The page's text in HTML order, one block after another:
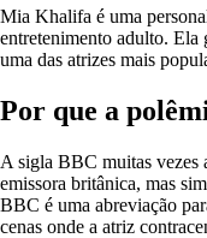
Mia Khalifa é uma
entretenimento adulto. Ela
uma das atrizes mais
Por que a
A sigla BBC muitas vezes
emissora britânica, mas
BBC é uma abreviação
cenas onde a atriz